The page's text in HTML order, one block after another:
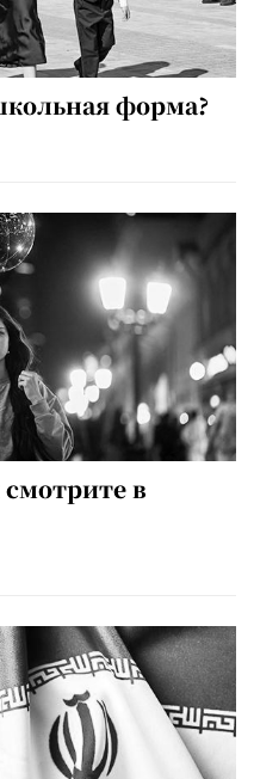
форма?
в